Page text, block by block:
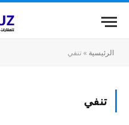
الرئيسية »تنفي
تنفي